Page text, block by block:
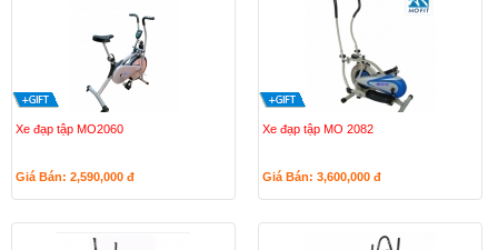
Xe đạp tập MO2060
Giá Bán: 2,590,000 đ
Xe đạp tập MO 2082
Giá Bán: 3,600,000 đ